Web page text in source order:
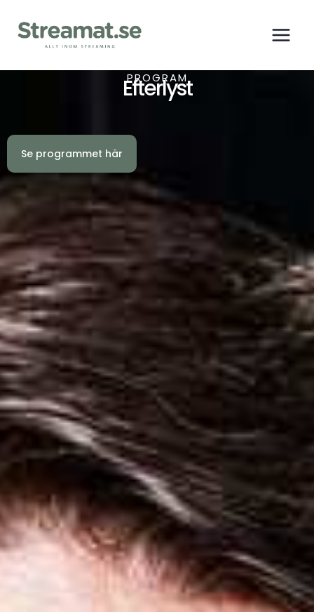
PROGRAM
Efterlyst
Se programmet här